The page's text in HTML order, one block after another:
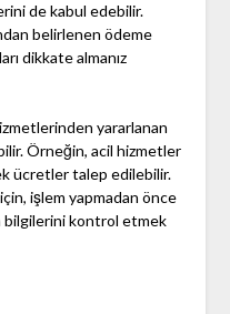
de kabul edebilir.
belirlenen ödeme
dikkate almanız
yararlanan
Örneğin, acil hizmetler
ücretler talep edilebilir.
işlem yapmadan önce
kontrol etmek